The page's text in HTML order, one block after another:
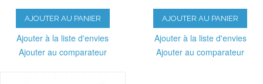
AJOUTER AU PANIER
Ajouter à la liste d'envies
Ajouter au comparateur
AJOUTER AU PANIER
Ajouter à la liste d'envies
Ajouter au comparateur